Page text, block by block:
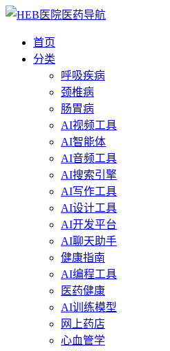
首页
分类
呼吸疾病
颈椎病
肠胃病
AI视频工具
AI智能体
AI音频工具
AI搜索引擎
AI写作工具
AI设计工具
AI开发平台
AI聊天助手
健康指南
AI编程工具
医药健康
AI训练模型
网上药店
心血管学